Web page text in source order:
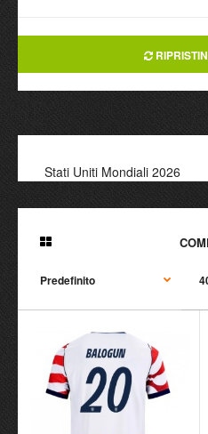
Stati Uniti Mondiali 2026